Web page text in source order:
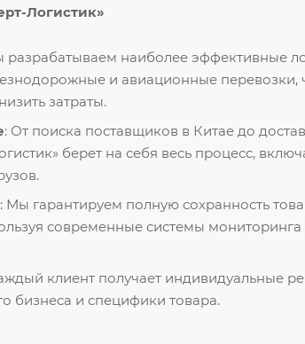
Логистик»
разрабатываем наиболее эффективные
и авиационные перевозки,
затраты.
: От поиска поставщиков в Китае до
берет на себя весь процесс,
: Мы гарантируем полную сохранность
современные системы
клиент получает индивидуальные
бизнеса и специфики товара.